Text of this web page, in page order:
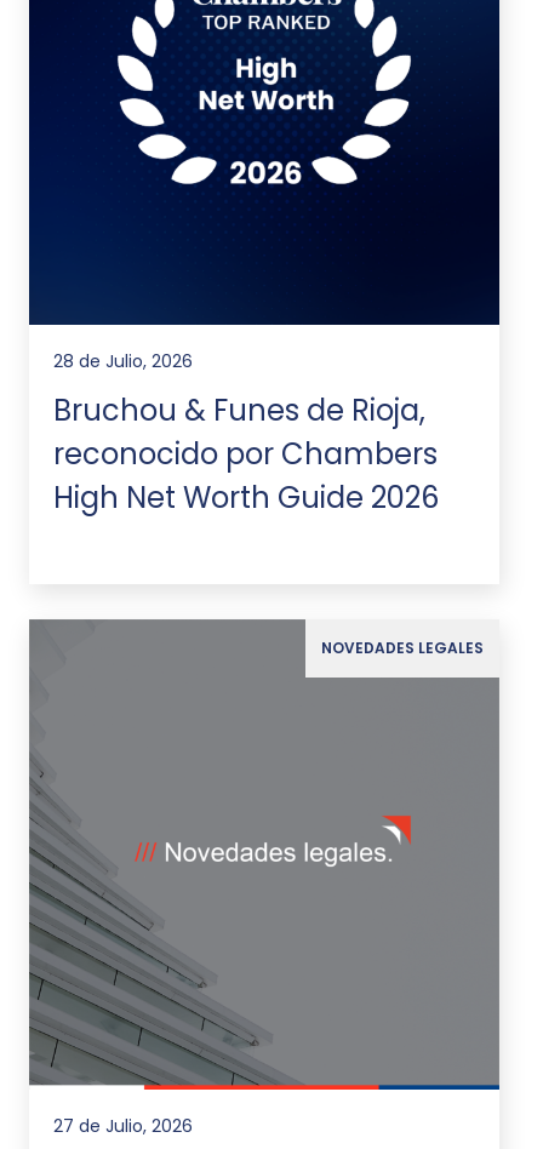
28 de Julio, 2026
Bruchou & Funes de Rioja,
reconocido por Chambers
High Net Worth Guide 2026
NOVEDADES LEGALES
27 de Julio, 2026